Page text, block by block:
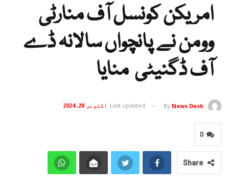
امریکن کونسل آف منارٹی
وومن نے پانچواں سالانہ ڈے
آف ڈگنیٹی منایا
By News Desk
Last updated اکتوبر 28, 2024
0
Share